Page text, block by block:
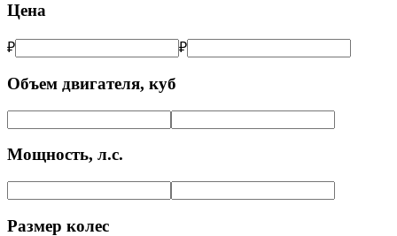
Цена
₽ ₽
Объем двигателя, куб
Мощность, л.с.
Размер колес